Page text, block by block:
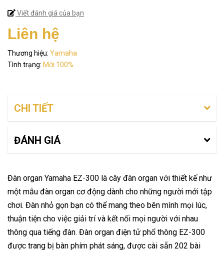
Viết đánh giá của bạn
Liên hệ
Thương hiệu: Yamaha
Tình trạng: Mới 100%
CHI TIẾT
ĐÁNH GIÁ
Đàn organ Yamaha EZ-300 là cây đàn organ với thiết kế như
một mẫu đàn organ cơ động dành cho những người mới tập
chơi. Đàn nhỏ gọn bạn có thể mang theo bên mình mọi lúc,
thuận tiện cho việc giải trí và kết nối mọi người với nhau
thông qua tiếng đàn. Đàn organ điện tử phổ thông EZ-300
được trang bị bàn phím phát sáng, được cài sẵn 202 bài